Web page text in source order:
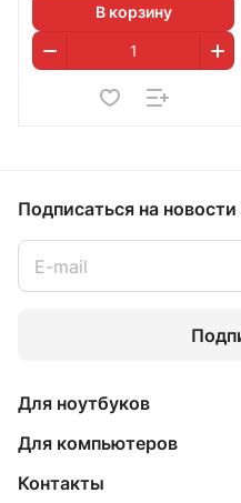
В корзину
Подписаться на
Для ноутбуков
Для компьютеров
Контакты